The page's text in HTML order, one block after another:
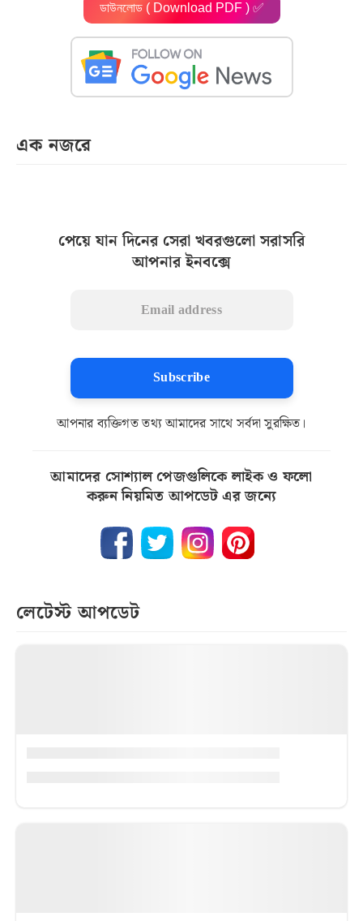
ডাউনলোড ( Download PDF ) ✅
এক নজরে
পেয়ে যান দিনের সেরা খবরগুলো সরাসরি
আপনার ইনবক্সে
Subscribe
আপনার ব্যক্তিগত তথ্য আমাদের সাথে সর্বদা সুরক্ষিত।
আমাদের সোশ্যাল পেজগুলিকে লাইক ও ফলো
করুন নিয়মিত আপডেট এর জন্যে
লেটেস্ট আপডেট